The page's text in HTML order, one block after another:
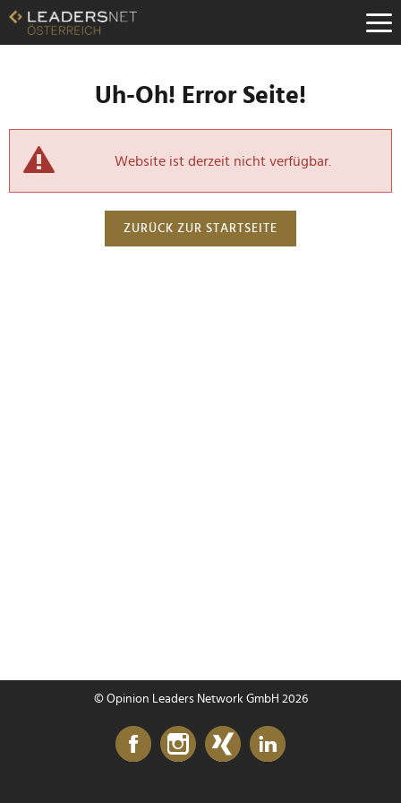
Uh-Oh! Error Seite!
Website ist derzeit nicht verfügbar.
ZURÜCK ZUR STARTSEITE
© Opinion Leaders Network GmbH 2026